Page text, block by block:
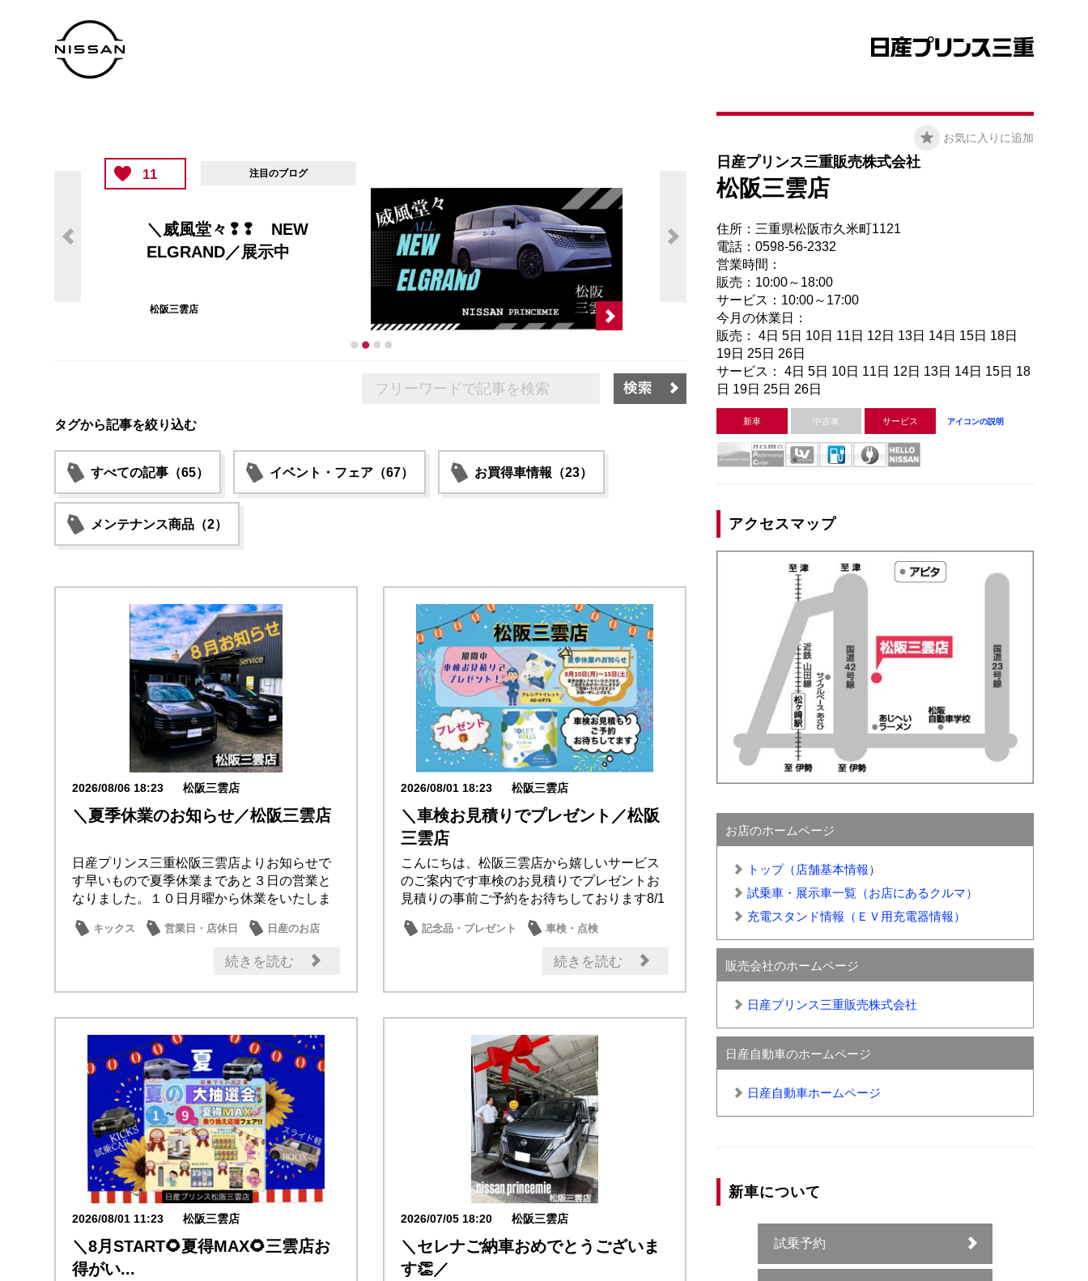
11 注目のブログ
＼威風堂々❢❢ NEW
ELGRAND／展示中
松阪三雲店
タグから記事を絞り込む
すべての記事（65） イベント・フェア（67） お買得車情報（23）
メンテナンス商品（2）
2026/08/06 18:23 松阪三雲店
＼夏季休業のお知らせ／松阪三雲店
日産プリンス三重松阪三雲店よりお知らせで
す早いもので夏季休業まであと３日の営業と
なりました。１０日月曜から休業をいたしま
キックス 営業日・店休日 日産のお店
続きを読む
2026/08/01 18:23 松阪三雲店
＼車検お見積りでプレゼント／松阪
三雲店
こんにちは、松阪三雲店から嬉しいサービス
のご案内です車検のお見積りでプレゼントお
見積りの事前ご予約をお待ちしております8/1
記念品・プレゼント
車検・点検
続きを読む
2026/08/01 11:23 松阪三雲店
＼8月START🌻夏得MAX🌻三雲店お
得がい...
2026/07/05 18:20 松阪三雲店
＼セレナご納車おめでとうございま
す👏／
お気に入りに追加
日産プリンス三重販売株式会社
松阪三雲店
住所：三重県松阪市久米町1121
電話：0598-56-2332
営業時間：
販売：10:00～18:00
サービス：10:00～17:00
今月の休業日：
販売： 4日 5日 10日 11日 12日 13日 14日 15日 18日
19日 25日 26日
サービス： 4日 5日 10日 11日 12日 13日 14日 15日 18
日 19日 25日 26日
新車 中古車 サービス アイコンの説明
アクセスマップ
お店のホームページ
トップ（店舗基本情報）
試乗車・展示車一覧（お店にあるクルマ）
充電スタンド情報（ＥＶ用充電器情報）
販売会社のホームページ
日産プリンス三重販売株式会社
日産自動車のホームページ
日産自動車ホームページ
新車について
試乗予約